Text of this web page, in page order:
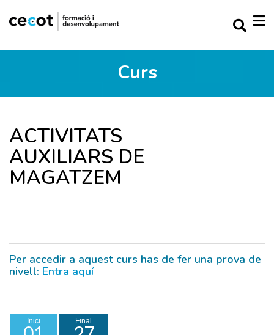
Curs
ACTIVITATS
AUXILIARS DE
MAGATZEM
Per accedir a aquest curs has de fer una prova de
nivell: Entra aquí
Inici Final